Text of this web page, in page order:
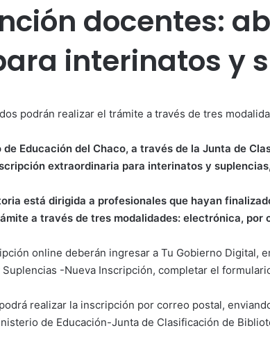
docentes:
interinatos y
podrán realizar el trámite a través de tres
de Educación del Chaco, a través de la Junta de
extraordinaria para interinatos y
está dirigida a profesionales que hayan
a través de tres modalidades: electrónica, por
online deberán ingresar a Tu Gobierno Digital,
-Nueva Inscripción, completar el
realizar la inscripción por correo postal,
de Educación-Junta de Clasificación de